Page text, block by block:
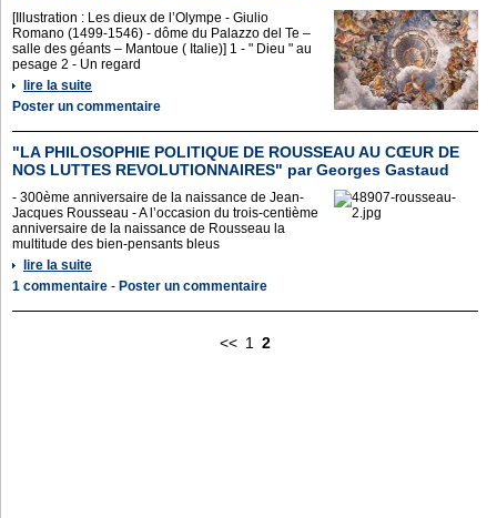
[Illustration : Les dieux de l’Olympe - Giulio
Romano (1499-1546) - dôme du Palazzo del Te –
salle des géants – Mantoue ( Italie)] 1 - " Dieu " au
pesage 2 - Un regard
lire la suite
Poster un commentaire
"LA PHILOSOPHIE POLITIQUE DE ROUSSEAU AU CŒUR DE
NOS LUTTES REVOLUTIONNAIRES" par Georges Gastaud
- 300ème anniversaire de la naissance de Jean-
Jacques Rousseau - A l’occasion du trois-centième
anniversaire de la naissance de Rousseau la
multitude des bien-pensants bleus
lire la suite
1 commentaire - Poster un commentaire
<< 1 2